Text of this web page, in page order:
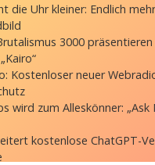
die Uhr kleiner: Endlich
3000 präsentieren
Kostenloser neuer
wird zum Alleskönner: „Ask
kostenlose ChatGPT-